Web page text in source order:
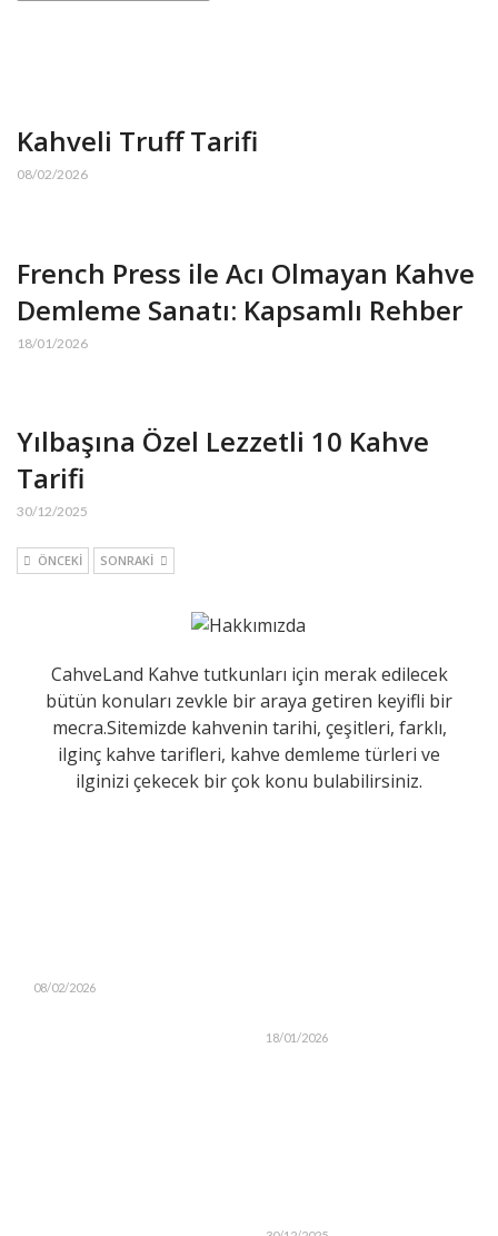
Kahveli Truff Tarifi
08/02/2026
French Press ile Acı Olmayan Kahve
Demleme Sanatı: Kapsamlı Rehber
18/01/2026
Yılbaşına Özel Lezzetli 10 Kahve
Tarifi
30/12/2025
ÖNCEKI SONRAKI
CahveLand Kahve tutkunları için merak edilecek
bütün konuları zevkle bir araya getiren keyifli bir
mecra.Sitemizde kahvenin tarihi, çeşitleri, farklı,
ilginç kahve tarifleri, kahve demleme türleri ve
ilginizi çekecek bir çok konu bulabilirsiniz.
08/02/2026
18/01/2026